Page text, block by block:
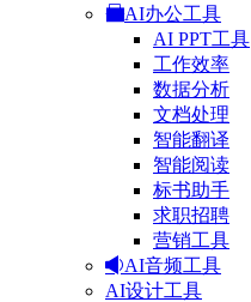
AI办公工具
AI PPT工具
工作效率
数据分析
文档处理
智能翻译
智能阅读
标书助手
求职招聘
营销工具
AI音频工具
AI设计工具